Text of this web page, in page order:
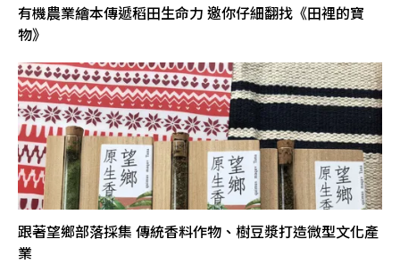
有機農業繪本傳遞稻田生命力 邀你仔細翻找《田裡的寶
物》
跟著望鄉部落採集 傳統香料作物、樹豆漿打造微型文化產
業